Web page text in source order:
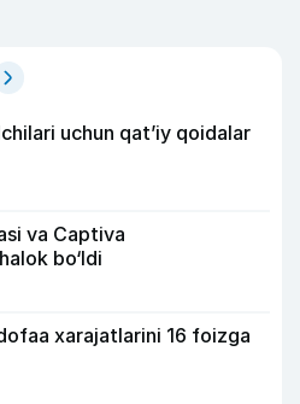
uchun qat’iy qoidalar
va Captiva
bo‘ldi
xarajatlarini 16 foizga